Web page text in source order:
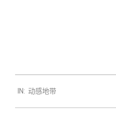
08-
11
IN: 动感地带